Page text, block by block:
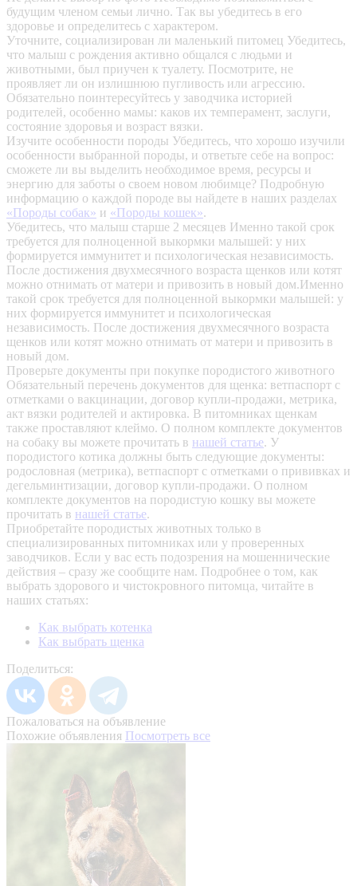
будущим членом семьи лично. Так вы убедитесь в его
здоровье и определитесь с характером.
Уточните, социализирован ли маленький питомец Убедитесь,
что малыш с рождения активно общался с людьми и
животными, был приучен к туалету. Посмотрите, не
проявляет ли он излишнюю пугливость или агрессию.
Обязательно поинтересуйтесь у заводчика историей
родителей, особенно мамы: каков их темперамент, заслуги,
состояние здоровья и возраст вязки.
Изучите особенности породы Убедитесь, что хорошо изучили
особенности выбранной породы, и ответьте себе на вопрос:
сможете ли вы выделить необходимое время, ресурсы и
энергию для заботы о своем новом любимце? Подробную
информацию о каждой породе вы найдете в наших разделах
«Породы собак» и «Породы кошек».
Убедитесь, что малыш старше 2 месяцев Именно такой срок
требуется для полноценной выкормки малышей: у них
формируется иммунитет и психологическая независимость.
После достижения двухмесячного возраста щенков или котят
можно отнимать от матери и привозить в новый дом.Именно
такой срок требуется для полноценной выкормки малышей: у
них формируется иммунитет и психологическая
независимость. После достижения двухмесячного возраста
щенков или котят можно отнимать от матери и привозить в
новый дом.
Проверьте документы при покупке породистого животного
Обязательный перечень документов для щенка: ветпаспорт с
отметками о вакцинации, договор купли-продажи, метрика,
акт вязки родителей и актировка. В питомниках щенкам
также проставляют клеймо. О полном комплекте документов
на собаку вы можете прочитать в нашей статье. У
породистого котика должны быть следующие документы:
родословная (метрика), ветпаспорт с отметками о прививках и
дегельминтизации, договор купли-продажи. О полном
комплекте документов на породистую кошку вы можете
прочитать в нашей статье.
Приобретайте породистых животных только в
специализированных питомниках или у проверенных
заводчиков. Если у вас есть подозрения на мошеннические
действия – сразу же сообщите нам. Подробнее о том, как
выбрать здорового и чистокровного питомца, читайте в
наших статьях:
Как выбрать котенка
Как выбрать щенка
Поделиться:
Пожаловаться на объявление
Похожие объявления Посмотреть все